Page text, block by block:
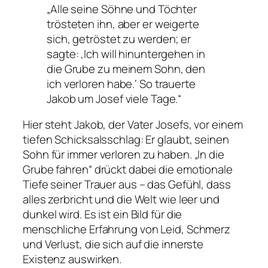
„Alle seine Söhne und Töchter
trösteten ihn, aber er weigerte
sich, getröstet zu werden; er
sagte: ‚Ich will hinuntergehen in
die Grube zu meinem Sohn, den
ich verloren habe.‘ So trauerte
Jakob um Josef viele Tage.“
Hier steht Jakob, der Vater Josefs, vor einem
tiefen Schicksalsschlag: Er glaubt, seinen
Sohn für immer verloren zu haben. „In die
Grube fahren“ drückt dabei die emotionale
Tiefe seiner Trauer aus – das Gefühl, dass
alles zerbricht und die Welt wie leer und
dunkel wird. Es ist ein Bild für die
menschliche Erfahrung von Leid, Schmerz
und Verlust, die sich auf die innerste
Existenz auswirken.